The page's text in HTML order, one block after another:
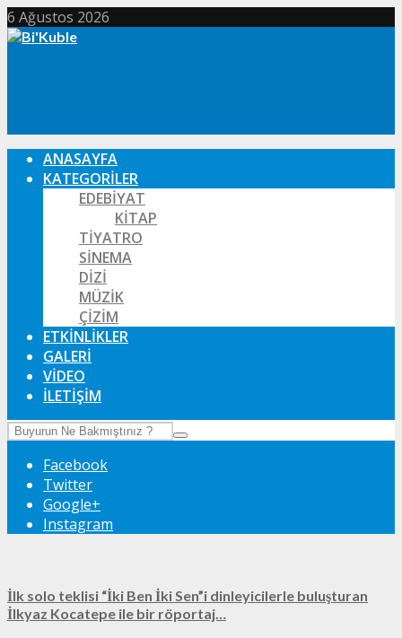
6 Ağustos 2026
ANASAYFA
KATEGORILER
EDEBIYAT
KITAP
TIYATRO
SINEMA
DIZI
MÜZIK
ÇIZIM
ETKINLIKLER
GALERI
VIDEO
İLETIŞIM
Facebook
Twitter
Google+
Instagram
İlk solo teklisi “İki Ben İki Sen”i dinleyicilerle buluşturan
İlkyaz Kocatepe ile bir röportaj…